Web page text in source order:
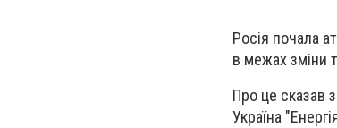
Росія почала
в межах зміни
Про це сказав
Україна